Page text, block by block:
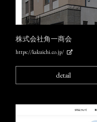
株式会社角一商会
https://kakuichi.co.jp/
detail